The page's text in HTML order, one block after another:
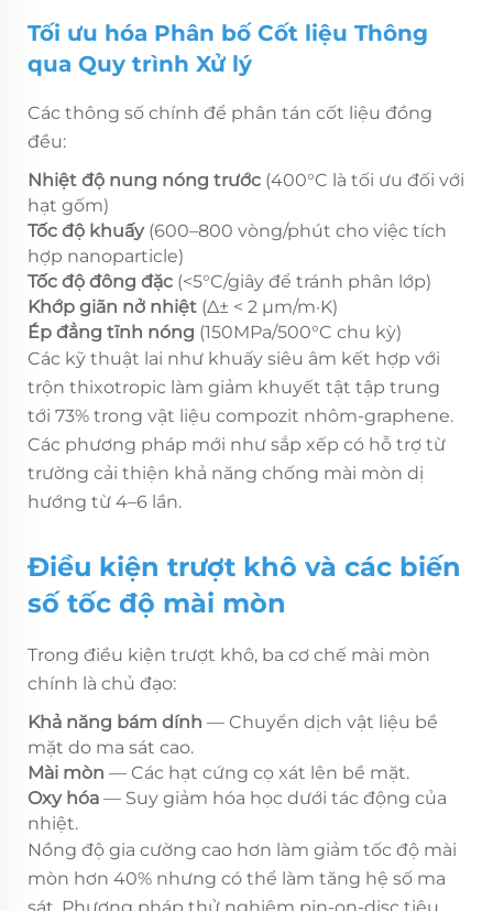
Tối ưu hóa Phân bố Cốt liệu Thông
qua Quy trình Xử lý
Các thông số chính để phân tán cốt liệu đồng
đều:
Nhiệt độ nung nóng trước (400°C là tối ưu đối với
hạt gốm)
Tốc độ khuấy (600–800 vòng/phút cho việc tích
hợp nanoparticle)
Tốc độ đông đặc (<5°C/giây để tránh phân lớp)
Khớp giãn nở nhiệt (Δ± < 2 µm/m·K)
Ép đẳng tĩnh nóng (150MPa/500°C chu kỳ)
Các kỹ thuật lai như khuấy siêu âm kết hợp với
trộn thixotropic làm giảm khuyết tật tập trung
tới 73% trong vật liệu compozit nhôm-graphene.
Các phương pháp mới như sắp xếp có hỗ trợ từ
trường cải thiện khả năng chống mài mòn dị
hướng từ 4–6 lần.
Điều kiện trượt khô và các biến
số tốc độ mài mòn
Trong điều kiện trượt khô, ba cơ chế mài mòn
chính là chủ đạo:
Khả năng bám dính — Chuyển dịch vật liệu bề
mặt do ma sát cao.
Mài mòn — Các hạt cứng cọ xát lên bề mặt.
Oxy hóa — Suy giảm hóa học dưới tác động của
nhiệt.
Nồng độ gia cường cao hơn làm giảm tốc độ mài
mòn hơn 40% nhưng có thể làm tăng hệ số ma
sát. Phương pháp thử nghiệm pin-on-disc tiêu